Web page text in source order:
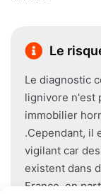
Le
Le diagnostic
lignivore n'est
immobilier
.Cependant, il
vigilant car
existent dans
France, en